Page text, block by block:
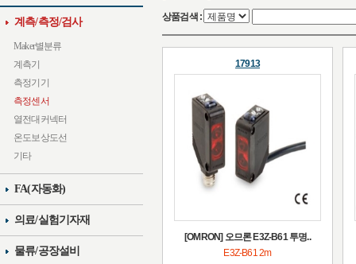
계측/측정/검사
Maker별분류
계측기
측정기기
측정센서
열전대커넥터
온도보상도선
기타
FA(자동화)
의료/실험기자재
물류/공장설비
상품검색 :
17913
[OMRON] 오므론 E3Z-B61 투명..
E3Z-B61 2m